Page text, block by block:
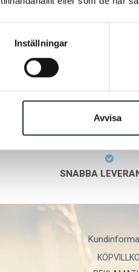
Inställningar
Avvisa
SNABBA